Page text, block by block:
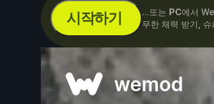
시작하기 ...또는 PC에서
무한 체력 받기,